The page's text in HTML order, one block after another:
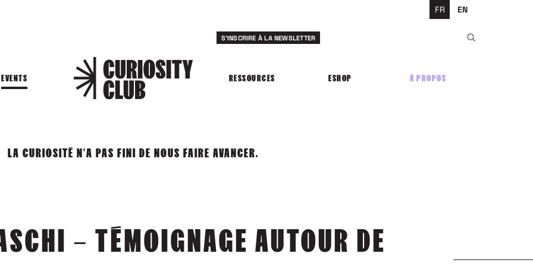
FR EN
EVENTS RESSOURCES ESHOP À PROPOS
S'INSCRIRE À LA NEWSLETTER
LA CURIOSITÉ N'A PAS FINI DE NOUS FAIRE AVANCER.
– TÉMOIGNAGE AUTOUR DE